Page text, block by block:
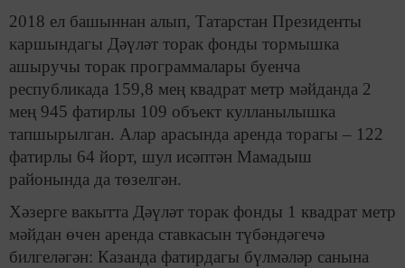
2018 ел башыннан алып, Татарстан Президенты
каршындагы Дәүләт торак фонды тормышка
ашыручы торак программалары буенча
республикада 159,8 мең квадрат метр мәйданда 2
мең 945 фатирлы 109 объект кулланылышка
тапшырылган. Алар арасында аренда торагы – 122
фатирлы 64 йорт, шул исәптән Мамадыш
районында да төзелгән.
Хәзерге вакытта Дәүләт торак фонды 1 квадрат метр
мәйдан өчен аренда ставкасын түбәндәгечә
билгеләгән: Казанда фатирдагы бүлмәләр санына